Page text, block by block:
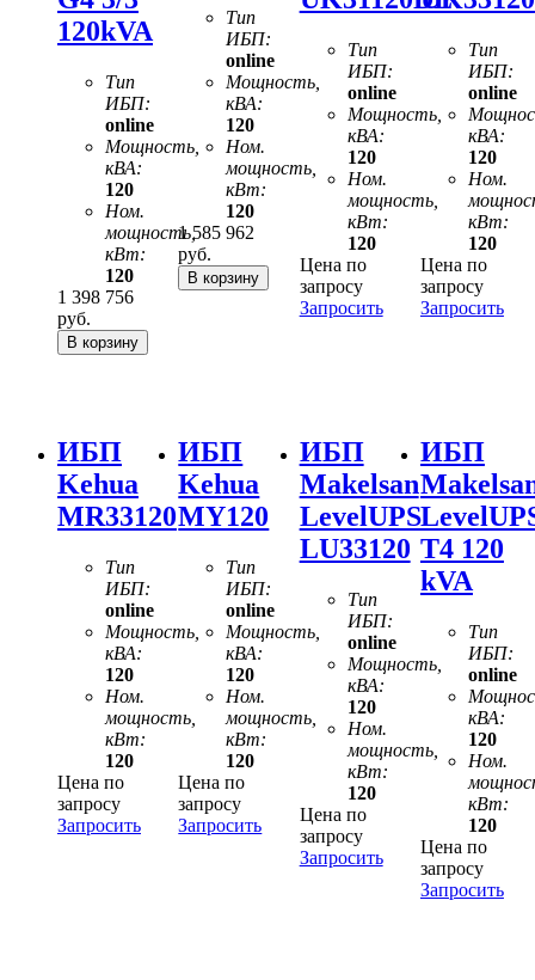
120kVA
Тип
ИБП:
online
Мощность,
кВА:
120
Ном.
мощность,
кВт:
120
1 398 756
руб.
Тип
ИБП:
online
Мощность,
кВА:
120
Ном.
мощность,
кВт:
120
1 585 962
руб.
Тип
ИБП:
online
Мощность,
кВА:
120
Ном.
мощность,
кВт:
120
Цена по
запросу
Запросить
Тип
ИБП:
online
кВА:
120
Ном.
кВт:
120
Цена по
запросу
Запросить
ИБП
Kehua
MR33120
Тип
ИБП:
online
Мощность,
кВА:
120
Ном.
мощность,
кВт:
120
Цена по
запросу
Запросить
ИБП
Kehua
MY120
Тип
ИБП:
online
Мощность,
кВА:
120
Ном.
мощность,
кВт:
120
Цена по
запросу
Запросить
ИБП
Makelsan
LevelUPS
LU33120
Тип
ИБП:
online
Мощность,
кВА:
120
Ном.
мощность,
кВт:
120
Цена по
запросу
Запросить
ИБП
T4 120
kVA
Тип
ИБП:
online
кВА:
120
Ном.
кВт:
120
Цена по
запросу
Запросить